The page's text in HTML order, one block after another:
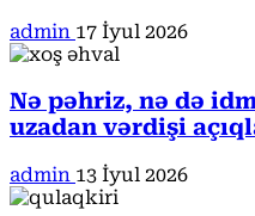
admin 17 İyul 2026
Nə pəhriz, nə də
uzadan vərdişi
admin 13 İyul 2026